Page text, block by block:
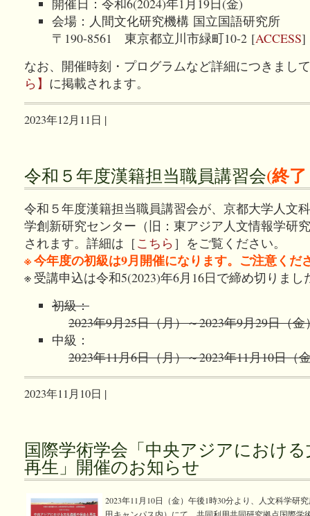
開催日：令和6(2024)年1月19日(金)
会場：人間文化研究機構 国立国語研究所
〒190-8561 東京都立川市緑町10-2 [ACCESS]
なお、開催時刻・プログラムなど詳細につきまし
ら】 に掲載されます。
2023年12月11日 |
令和５年度漢籍担当職員講習会(終
令和５年度漢籍担当職員講習会が、京都大学人文
学創新研究センター（旧：東アジア人文情報学研
されます。詳細は［こちら ］をご覧ください。
※ 今年度の初級は9月開催になります。ご注意くだ
※ 受講申込は令和5(2023)年6月16日で締め切りまし
初級：
2023年9月25日（月）～2023年9月29日（金
中級：
2023年11月6日（月）～2023年11月10日（
2023年11月10日 |
国際学術学会「中央アジアにおけ
再生」開催のお知らせ
2023年11月10日（金）午後1時30分より、人文科学研